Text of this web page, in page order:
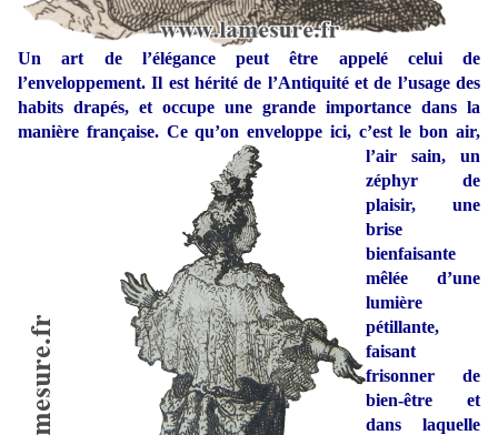
Un art de l’élégance peut être appelé celui de
l’enveloppement. Il est hérité de l’Antiquité et de l’usage des
habits drapés, et occupe une grande importance dans la
manière française. Ce qu’on enveloppe ici, c’est le bon air,
l’air sain, un
zéphyr de
plaisir, une
brise
bienfaisante
mêlée d’une
lumière
pétillante,
faisant
frisonner de
bien-être et
dans laquelle